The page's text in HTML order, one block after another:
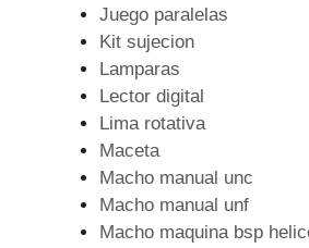
Juego paralelas
Kit sujecion
Lamparas
Lector digital
Lima rotativa
Maceta
Macho manual unc
Macho manual unf
Macho maquina bsp